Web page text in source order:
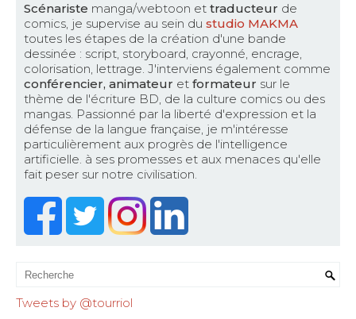
Scénariste manga/webtoon et traducteur de
comics, je supervise au sein du studio MAKMA
toutes les étapes de la création d'une bande
dessinée : script, storyboard, crayonné, encrage,
colorisation, lettrage. J'interviens également comme
conférencier, animateur et formateur sur le
thème de l'écriture BD, de la culture comics ou des
mangas. Passionné par la liberté d'expression et la
défense de la langue française, je m'intéresse
particulièrement aux progrès de l'intelligence
artificielle. à ses promesses et aux menaces qu'elle
fait peser sur notre civilisation.
Tweets by @tourriol